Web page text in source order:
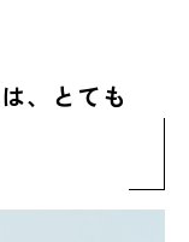
、とても